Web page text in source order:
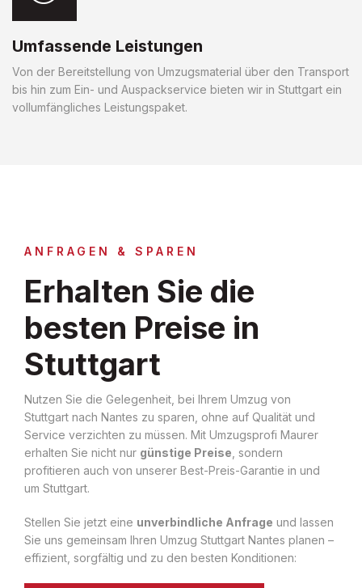
Umfassende Leistungen
Von der Bereitstellung von Umzugsmaterial über den Transport
bis hin zum Ein- und Auspackservice bieten wir in Stuttgart ein
vollumfängliches Leistungspaket.
ANFRAGEN & SPAREN
Erhalten Sie die
besten Preise in
Stuttgart
Nutzen Sie die Gelegenheit, bei Ihrem Umzug von
Stuttgart nach Nantes zu sparen, ohne auf Qualität und
Service verzichten zu müssen. Mit Umzugsprofi Maurer
erhalten Sie nicht nur günstige Preise , sondern
profitieren auch von unserer Best-Preis-Garantie in und
um Stuttgart.
Stellen Sie jetzt eine unverbindliche Anfrage und lassen
Sie uns gemeinsam Ihren Umzug Stuttgart Nantes planen –
effizient, sorgfältig und zu den besten Konditionen: